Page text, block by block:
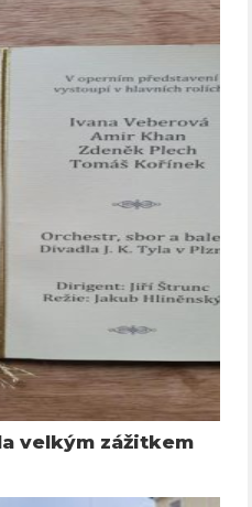
velkým zážitkem